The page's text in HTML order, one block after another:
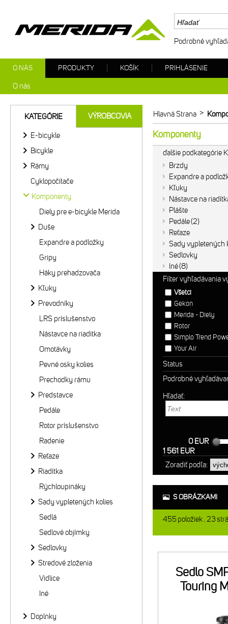
Hlavná Strana >
Komponenty
ďalšie podkategórie
Brzdy
Expandre a
Kľuky
Nástavce na
Plášte
Pedále 2
Reťaze
Sady vypletených
Sedlovky
Iné 8
Filter vyhľadávania
Všetci
Gekon
Merida - Diely
Rotor
Simplo Trend
Your Air
Status
Podrobné
Hľadať:
0 EUR
1 561 EUR
Zoradiť podľa:
S OBRÁZKAMI
455položiek 23
Sedlo
Touring
KATEGÓRIE VÝROBCOVIA
E-bicykle
Bicykle
Rámy
Cyklopočítače
Komponenty
Diely pre e-bicykle Merida
Duše
Expandre a podložky
Gripy
Háky prehadzovača
Kľuky
Prevodníky
LRS príslušenstvo
Nástavce na riadítka
Omotávky
Pevné osky kolies
Prechodky rámu
Predstavce
Pedále
Rotor príslušenstvo
Radenie
Reťaze
Riadítka
Rýchloupináky
Sady vypletených kolies
Sedlá
Sedlové objímky
Sedlovky
Stredové zloženia
Vidlice
Iné
Doplnky
Podrobné
O NÁS
O nás
PRODUKTY KOŠÍK PRIHLÁSENIE